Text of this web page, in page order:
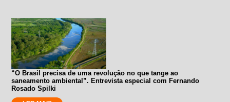
“O Brasil precisa de uma revolução no que tange ao
saneamento ambiental”. Entrevista especial com Fernando
Rosado Spilki